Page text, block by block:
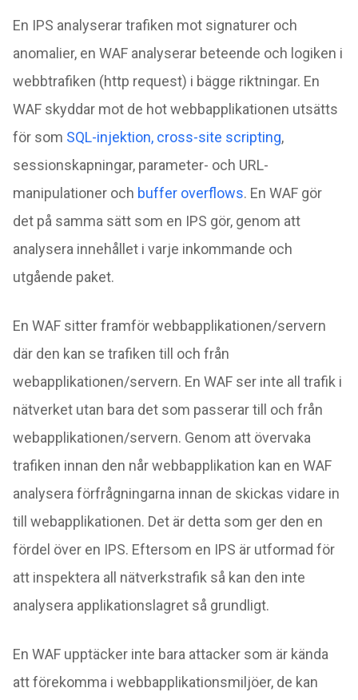
En IPS analyserar trafiken mot signaturer och
anomalier, en WAF analyserar beteende och logiken i
webbtrafiken (http request) i bägge riktningar. En
WAF skyddar mot de hot webbapplikationen utsätts
för som SQL-injektion, cross-site scripting,
sessionskapningar, parameter- och URL-
manipulationer och buffer overflows. En WAF gör
det på samma sätt som en IPS gör, genom att
analysera innehållet i varje inkommande och
utgående paket.
En WAF sitter framför webbapplikationen/servern
där den kan se trafiken till och från
webapplikationen/servern. En WAF ser inte all trafik i
nätverket utan bara det som passerar till och från
webapplikationen/servern. Genom att övervaka
trafiken innan den når webbapplikation kan en WAF
analysera förfrågningarna innan de skickas vidare in
till webapplikationen. Det är detta som ger den en
fördel över en IPS. Eftersom en IPS är utformad för
att inspektera all nätverkstrafik så kan den inte
analysera applikationslagret så grundligt.
En WAF upptäcker inte bara attacker som är kända
att förekomma i webbapplikationsmiljöer, de kan